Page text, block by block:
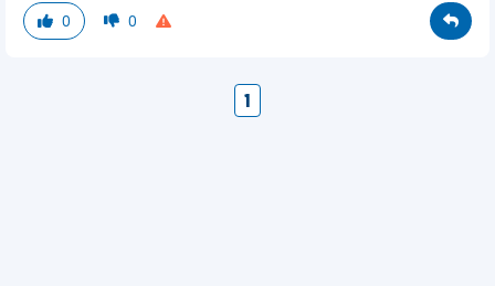
0 0
1